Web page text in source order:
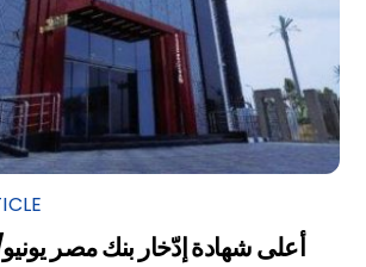
أعلى شهادة إدّخار بنك مصر يونيو/